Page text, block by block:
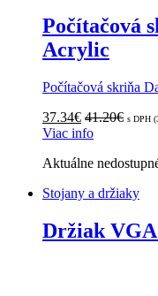
Počítačová
Acrylic
Počítačová skriňa
37.34€ 41.20€ s DPH (
Viac info
Aktuálne
Stojany a držiaky
Držiak